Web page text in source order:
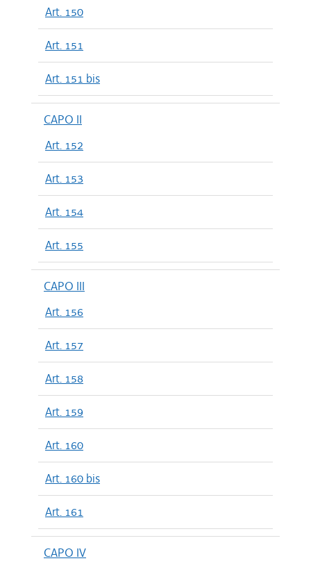
Art. 150
Art. 151
Art. 151 bis
CAPO II
Art. 152
Art. 153
Art. 154
Art. 155
CAPO III
Art. 156
Art. 157
Art. 158
Art. 159
Art. 160
Art. 160 bis
Art. 161
CAPO IV